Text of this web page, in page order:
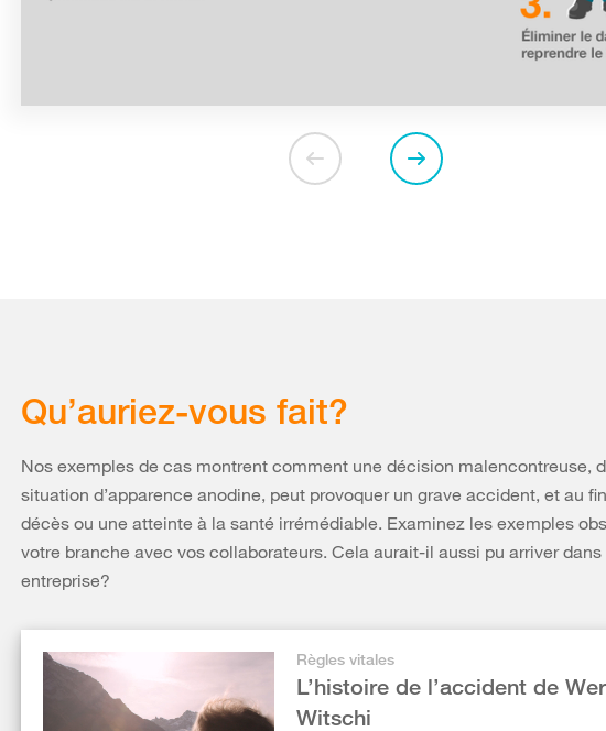
Qu’auriez-vous fait?
Nos exemples de cas montrent comment une décision malencontreuse,
situation d’apparence anodine, peut provoquer un grave accident, et au
décès ou une atteinte à la santé irrémédiable. Examinez les exemples
votre branche avec vos collaborateurs. Cela aurait-il aussi pu arriver dans
entreprise?
Règles vitales
L’histoire de l’accident de
Witschi